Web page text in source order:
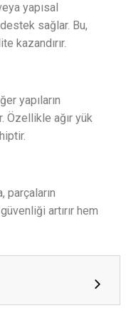
yapısal
sağlar. Bu,
kazandırır.
yapıların
Özellikle ağır yük
parçaların
artırır hem